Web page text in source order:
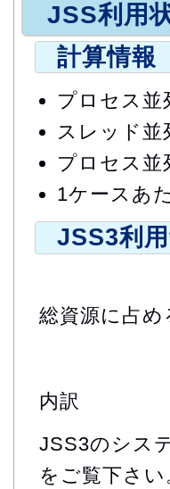
JSS利用
計算情報
プロセス並
スレッド並
プロセス並
1ケースあ
JSS3利
総資源に占め
内訳
JSS3のシス
をご覧下さい